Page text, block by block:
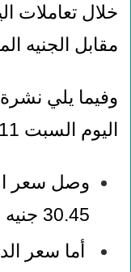
مقابل الجنيه
وفيما يلي
اليوم السبت 11-2-2023 في مختلف البنوك..
وصل سعر
30.45 جنيه للشراء، 30.55 للبيع
أما سعر